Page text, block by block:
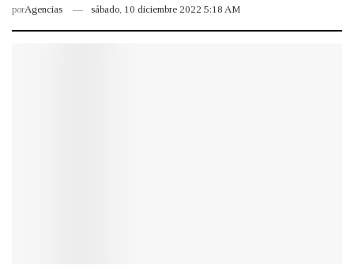
porAgencias sábado, 10 diciembre 2022 5:18 AM